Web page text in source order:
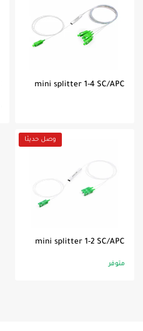
mini splitter 1-4 SC/APC
وصل حديثا
mini splitter 1-2 SC/APC
متوفر